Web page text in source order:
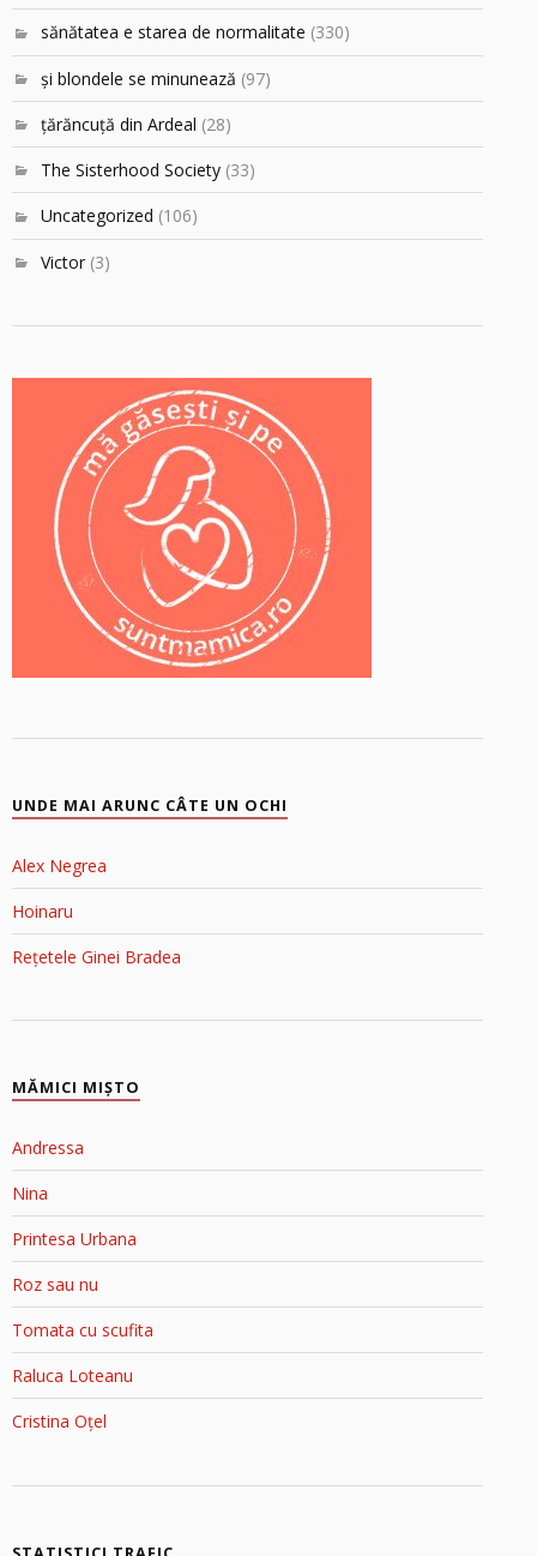
sănătatea e starea de normalitate (330)
şi blondele se minunează (97)
ţărăncuţă din Ardeal (28)
The Sisterhood Society (33)
Uncategorized (106)
Victor (3)
UNDE MAI ARUNC CÂTE UN OCHI
Alex Negrea
Hoinaru
Rețetele Ginei Bradea
MĂMICI MIŞTO
Andressa
Nina
Printesa Urbana
Roz sau nu
Tomata cu scufita
Raluca Loteanu
Cristina Oțel